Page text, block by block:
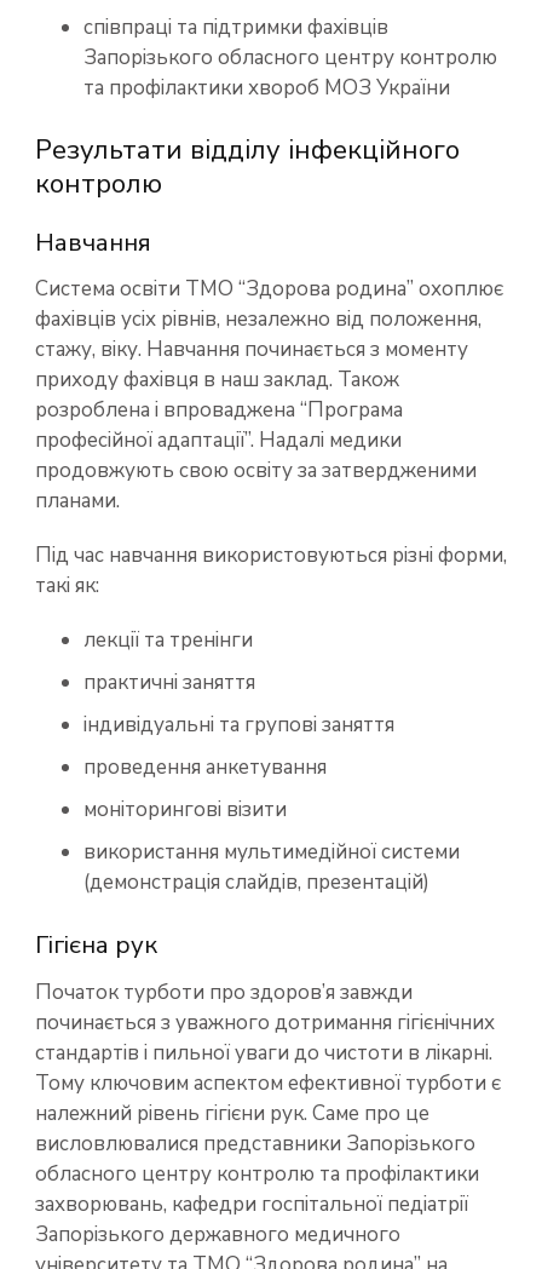
співпраці та підтримки фахівців
Запорізького обласного центру контролю
та профілактики хвороб МОЗ України
Результати відділу інфекційного
контролю
Навчання
Система освіти ТМО “Здорова родина” охоплює
фахівців усіх рівнів, незалежно від положення,
стажу, віку. Навчання починається з моменту
приходу фахівця в наш заклад. Також
розроблена і впроваджена “Програма
професійної адаптації”. Надалі медики
продовжують свою освіту за затвердженими
планами.
Під час навчання використовуються різні форми,
такі як:
лекції та тренінги
практичні заняття
індивідуальні та групові заняття
проведення анкетування
моніторингові візити
використання мультимедійної системи
(демонстрація слайдів, презентацій)
Гігієна рук
Початок турботи про здоров’я завжди
починається з уважного дотримання гігієнічних
стандартів і пильної уваги до чистоти в лікарні.
Тому ключовим аспектом ефективної турботи є
належний рівень гігієни рук. Саме про це
висловлювалися представники Запорізького
обласного центру контролю та профілактики
захворювань, кафедри госпітальної педіатрії
Запорізького державного медичного